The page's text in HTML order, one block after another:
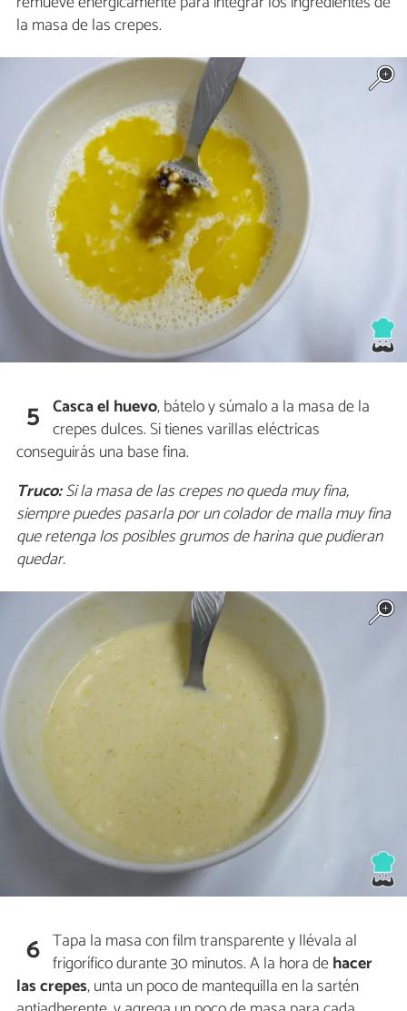
la masa de las crepes.
5 Casca el huevo, bátelo y súmalo a la masa de la
crepes dulces. Si tienes varillas eléctricas
conseguirás una base fina.
Truco:Si la masa de las crepes no queda muy fina,
siempre puedes pasarla por un colador de malla muy fina
que retenga los posibles grumos de harina que pudieran
quedar.
6 Tapa la masa con film transparente y llévala al
frigorífico durante 30 minutos. A la hora dehacer
las crepes, unta un poco de mantequilla en la sartén